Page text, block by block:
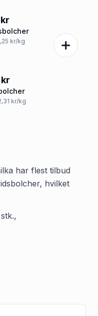
kr/kg
kr/kg
har flest tilbud
, hvilket